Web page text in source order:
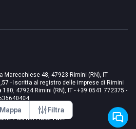
Mappa Filtra
Marecchiese 48, 47923 Rimini (RN), IT -
- Iscritta al registro delle imprese di Rimini
47924 Rimini (RN), IT - +39 0541 772375 -
i diritti riservati.